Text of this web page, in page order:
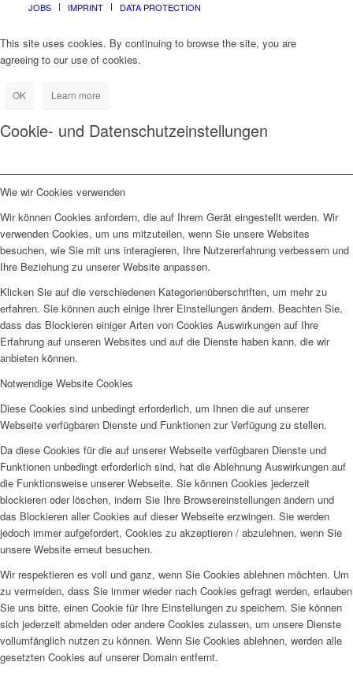
JOBS IMPRINT DATA PROTECTION
This site uses cookies. By continuing to browse the site, you are
agreeing to our use of cookies.
OK Learn more
Cookie- und Datenschutzeinstellungen
Wie wir Cookies verwenden
Wir können Cookies anfordern, die auf Ihrem Gerät eingestellt werden. Wir
verwenden Cookies, um uns mitzuteilen, wenn Sie unsere Websites
besuchen, wie Sie mit uns interagieren, Ihre Nutzererfahrung verbessern und
Ihre Beziehung zu unserer Website anpassen.
Klicken Sie auf die verschiedenen Kategorienüberschriften, um mehr zu
erfahren. Sie können auch einige Ihrer Einstellungen ändern. Beachten Sie,
dass das Blockieren einiger Arten von Cookies Auswirkungen auf Ihre
Erfahrung auf unseren Websites und auf die Dienste haben kann, die wir
anbieten können.
Notwendige Website Cookies
Diese Cookies sind unbedingt erforderlich, um Ihnen die auf unserer
Webseite verfügbaren Dienste und Funktionen zur Verfügung zu stellen.
Da diese Cookies für die auf unserer Webseite verfügbaren Dienste und
Funktionen unbedingt erforderlich sind, hat die Ablehnung Auswirkungen auf
die Funktionsweise unserer Webseite. Sie können Cookies jederzeit
blockieren oder löschen, indem Sie Ihre Browsereinstellungen ändern und
das Blockieren aller Cookies auf dieser Webseite erzwingen. Sie werden
jedoch immer aufgefordert, Cookies zu akzeptieren / abzulehnen, wenn Sie
unsere Website erneut besuchen.
Wir respektieren es voll und ganz, wenn Sie Cookies ablehnen möchten. Um
zu vermeiden, dass Sie immer wieder nach Cookies gefragt werden, erlauben
Sie uns bitte, einen Cookie für Ihre Einstellungen zu speichern. Sie können
sich jederzeit abmelden oder andere Cookies zulassen, um unsere Dienste
vollumfänglich nutzen zu können. Wenn Sie Cookies ablehnen, werden alle
gesetzten Cookies auf unserer Domain entfernt.